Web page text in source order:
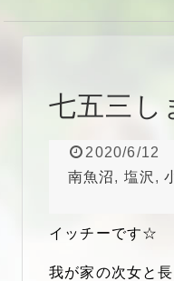
七五三
2020/6/12
南魚沼, 塩沢 ,
イッチーです☆
我が家の次女と